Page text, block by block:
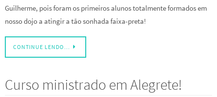
Guilherme, pois foram os primeiros alunos totalmente formados em
nosso dojo a atingir a tão sonhada faixa-preta!
CONTINUE LENDO…
Curso ministrado em Alegrete!